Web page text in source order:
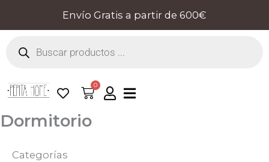
contenido
Envío Gratis a partir de 600€
productos
0
Cart
Dormitorio
Categorías